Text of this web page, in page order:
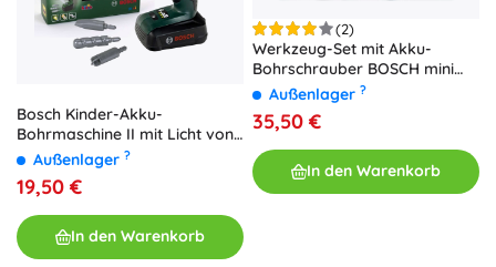
Bosch Kinder-Akku-
Bohrmaschine II mit Licht von
KleinAußenlager ?
19,50 €
In den Warenkorb
(2)
Werkzeug-Set mit Akku-
Bohrschrauber BOSCH mini
von Theo Klein
Außenlager ?
35,50 €
In den Warenkorb